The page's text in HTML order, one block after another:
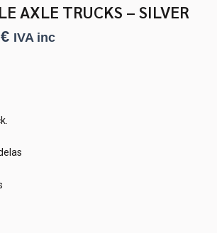
AXLE TRUCKS – SILVER
€.
€
es:
8,00 €.
IVA inc